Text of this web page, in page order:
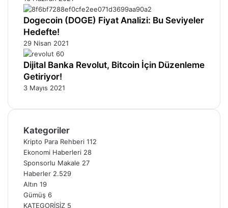
Dogecoin (DOGE) Fiyat Analizi: Bu Seviyeler
Hedefte!
29 Nisan 2021
Dijital Banka Revolut, Bitcoin İçin Düzenleme
Getiriyor!
3 Mayıs 2021
Kategoriler
Kripto Para Rehberi 112
Ekonomi Haberleri 28
Sponsorlu Makale 27
Haberler 2.529
Altın 19
Gümüş 6
KATEGORİSİZ 5